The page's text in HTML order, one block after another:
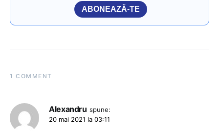
ABONEAZĂ-TE
1 COMMENT
Alexandru spune:
20 mai 2021 la 03:11